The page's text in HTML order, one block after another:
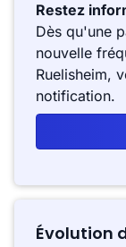
Restez
Dès qu'une
nouvelle
Ruelisheim,
notification.
Évolution